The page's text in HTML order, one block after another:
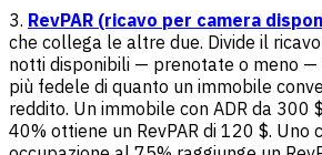
3. RevPAR (ricavo per camera
che collega le altre due. Divide il
notti disponibili — prenotate o meno
più fedele di quanto un immobile
reddito. Un immobile con ADR da 300
40% ottiene un RevPAR di 120 $. Uno